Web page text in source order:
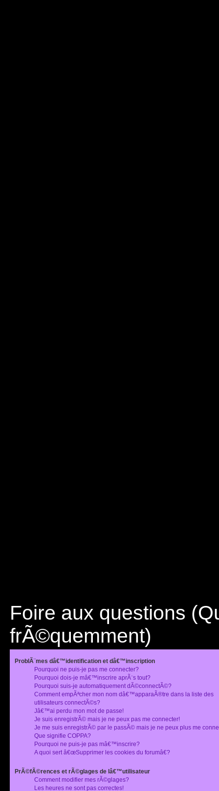
Foire aux questions
frÃ©quemment)
ProblÃ¨mes dâ€™identification et dâ€™inscription
Pourquoi ne puis-je pas me connecter?
Pourquoi dois-je mâ€™inscrire aprÃ¨s tout?
Pourquoi suis-je automatiquement dÃ©connectÃ©?
Comment empÃªcher mon nom dâ€™apparaÃ®tre dans la liste des
utilisateurs connectÃ©s?
Jâ€™ai perdu mon mot de passe!
Je suis enregistrÃ© mais je ne peux pas me connecter!
Je me suis enregistrÃ© par le passÃ© mais je ne peux plus me
Que signifie COPPA?
Pourquoi ne puis-je pas mâ€™inscrire?
A quoi sert â€œSupprimer les cookies du forumâ€?
PrÃ©fÃ©rences et rÃ©glages de lâ€™utilisateur
Comment modifier mes rÃ©glages?
Les heures ne sont pas correctes!